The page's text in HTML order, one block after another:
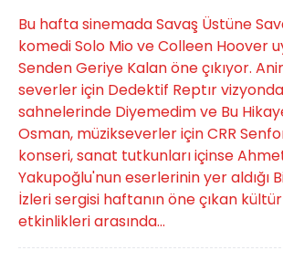
Bu hafta sinemada Savaş Üstüne
komedi Solo Mio ve Colleen Hoover
Senden Geriye Kalan öne çıkıyor.
severler için Dedektif Reptır
sahnelerinde Diyemedim ve Bu
Osman, müzikseverler için CRR
konseri, sanat tutkunları içinse
Yakupoğlu'nun eserlerinin yer aldığı
İzleri sergisi haftanın öne çıkan
etkinlikleri arasında...